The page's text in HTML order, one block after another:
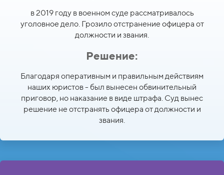
в 2019 году в военном суде рассматривалось
уголовное дело. Грозило отстранение офицера от
должности и звания.
Решение:
Благодаря оперативным и правильным действиям
наших юристов - был вынесен обвинительный
приговор, но наказание в виде штрафа. Суд вынес
решение не отстранять офицера от должности и
звания.